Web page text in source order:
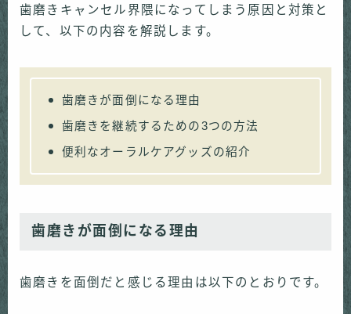
歯磨きキャンセル界隈になってしまう原因と対策と
して、以下の内容を解説します。
歯磨きが面倒になる理由
歯磨きを継続するための3つの方法
便利なオーラルケアグッズの紹介
歯磨きが面倒になる理由
歯磨きを面倒だと感じる理由は以下のとおりです。